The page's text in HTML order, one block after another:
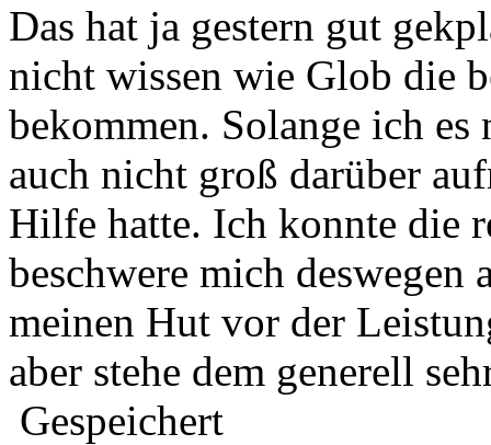
Das hat ja gestern gut
nicht wissen wie Glob die
bekommen. Solange ich
auch nicht groß darüber
Hilfe hatte. Ich konnte die
beschwere mich
meinen Hut vor der
aber stehe dem generell
Gespeichert